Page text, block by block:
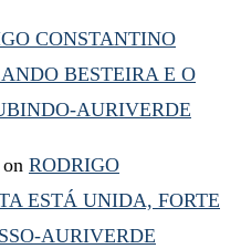
CONSTANTINO
BESTEIRA E O
AURIVERDE
on RODRIGO
ESTÁ UNIDA, FORTE
AURIVERDE